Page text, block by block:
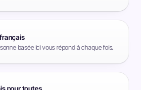
basée ici vous répond à chaque fois.
pour toutes